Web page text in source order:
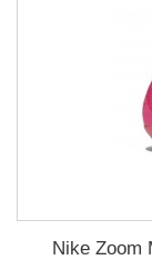
Nike Zoom